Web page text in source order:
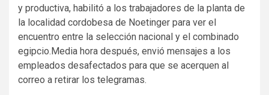
y productiva, habilitó a los trabajadores de la planta de
la localidad cordobesa de Noetinger para ver el
encuentro entre la selección nacional y el combinado
egipcio.Media hora después, envió mensajes a los
empleados desafectados para que se acerquen al
correo a retirar los telegramas.